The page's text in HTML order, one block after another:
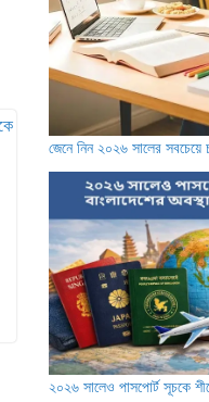
জেনে নিন ২০২৬ সালের সবচেয়ে
২০২৬ সালেও পাসপোর্ট সূচকে